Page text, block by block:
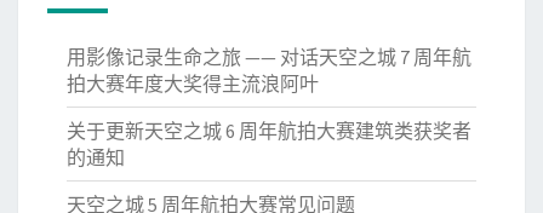
用影像记录生命之旅 —— 对话天空之城 7 周年航
拍大赛年度大奖得主流浪阿叶
关于更新天空之城 6 周年航拍大赛建筑类获奖者
的通知
天空之城 5 周年航拍大赛常见问题